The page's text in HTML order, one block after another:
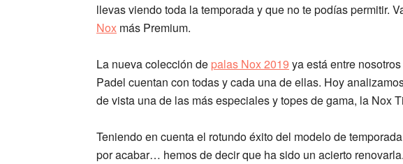
llevas viendo toda la temporada y que no te podías permitir.
Nox más Premium.
La nueva colección de palas Nox 2019 ya está entre
Padel cuentan con todas y cada una de ellas. Hoy
de vista una de las más especiales y topes de gama, la Nox
Teniendo en cuenta el rotundo éxito del modelo de
por acabar… hemos de decir que ha sido un acierto